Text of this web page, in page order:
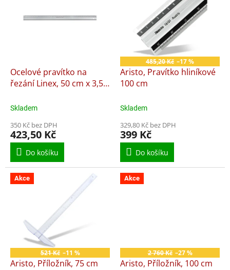
Ocelové pravítko na
řezání Linex, 50 cm x 3,5
Skladem
350 Kč bez DPH
423,50 Kč
Do košíku
485,20 Kč –17 %
Aristo, Pravítko hliníkové
100 cm
Skladem
329,80 Kč bez DPH
399 Kč
Do košíku
Akce
521 Kč –11 %
Aristo, Příložník, 75 cm
Akce
2 760 Kč –27 %
Aristo, Příložník, 100 cm